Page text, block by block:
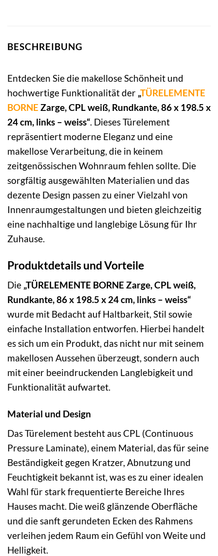
BESCHREIBUNG
Entdecken Sie die makellose Schönheit und
hochwertige Funktionalität der „TÜRELEMENTE
BORNE Zarge, CPL weiß, Rundkante, 86 x 198.5 x
24 cm, links – weiss“ . Dieses Türelement
repräsentiert moderne Eleganz und eine
makellose Verarbeitung, die in keinem
zeitgenössischen Wohnraum fehlen sollte. Die
sorgfältig ausgewählten Materialien und das
dezente Design passen zu einer Vielzahl von
Innenraumgestaltungen und bieten gleichzeitig
eine nachhaltige und langlebige Lösung für Ihr
Zuhause.
Produktdetails und Vorteile
Die „TÜRELEMENTE BORNE Zarge, CPL weiß,
Rundkante, 86 x 198.5 x 24 cm, links – weiss“
wurde mit Bedacht auf Haltbarkeit, Stil sowie
einfache Installation entworfen. Hierbei handelt
es sich um ein Produkt, das nicht nur mit seinem
makellosen Aussehen überzeugt, sondern auch
mit einer beeindruckenden Langlebigkeit und
Funktionalität aufwartet.
Material und Design
Das Türelement besteht aus CPL (Continuous
Pressure Laminate), einem Material, das für seine
Beständigkeit gegen Kratzer, Abnutzung und
Feuchtigkeit bekannt ist, was es zu einer idealen
Wahl für stark frequentierte Bereiche Ihres
Hauses macht. Die weiß glänzende Oberfläche
und die sanft gerundeten Ecken des Rahmens
verleihen jedem Raum ein Gefühl von Weite und
Helligkeit.